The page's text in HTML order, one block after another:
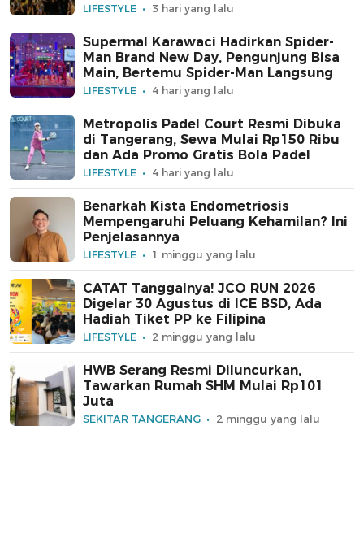
LIFESTYLE 3 hari yang lalu
Supermal Karawaci Hadirkan Spider-
Man Brand New Day, Pengunjung Bisa
Main, Bertemu Spider-Man Langsung
LIFESTYLE 4 hari yang lalu
Metropolis Padel Court Resmi Dibuka
di Tangerang, Sewa Mulai Rp150 Ribu
dan Ada Promo Gratis Bola Padel
LIFESTYLE 4 hari yang lalu
Benarkah Kista Endometriosis
Mempengaruhi Peluang Kehamilan? Ini
Penjelasannya
LIFESTYLE 1 minggu yang lalu
CATAT Tanggalnya! JCO RUN 2026
Digelar 30 Agustus di ICE BSD, Ada
Hadiah Tiket PP ke Filipina
LIFESTYLE 2 minggu yang lalu
HWB Serang Resmi Diluncurkan,
Tawarkan Rumah SHM Mulai Rp101
Juta
SEKITAR TANGERANG 2 minggu yang lalu